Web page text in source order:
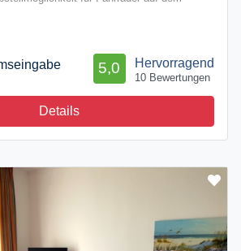
Hervorragend
5,0
10 Bewertungen
Details